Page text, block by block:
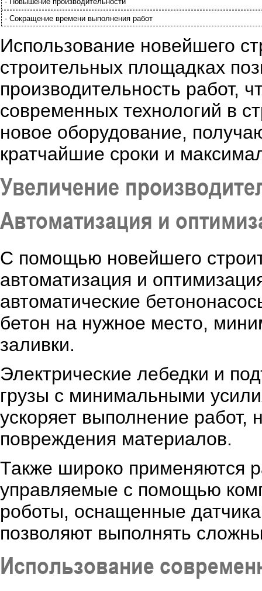
- Сокращение времени выполнения работ
Использование новейшего
строительных площадках
производительность работ,
современных технологий в
новое оборудование,
кратчайшие сроки и
Увеличение
Автоматизация и
С помощью новейшего
автоматизация и
автоматические
бетон на нужное место,
заливки.
Электрические лебедки и
грузы с минимальными
ускоряет выполнение работ,
повреждения материалов.
Также широко применяются
управляемые с помощью
роботы, оснащенные
позволяют выполнять
Использование